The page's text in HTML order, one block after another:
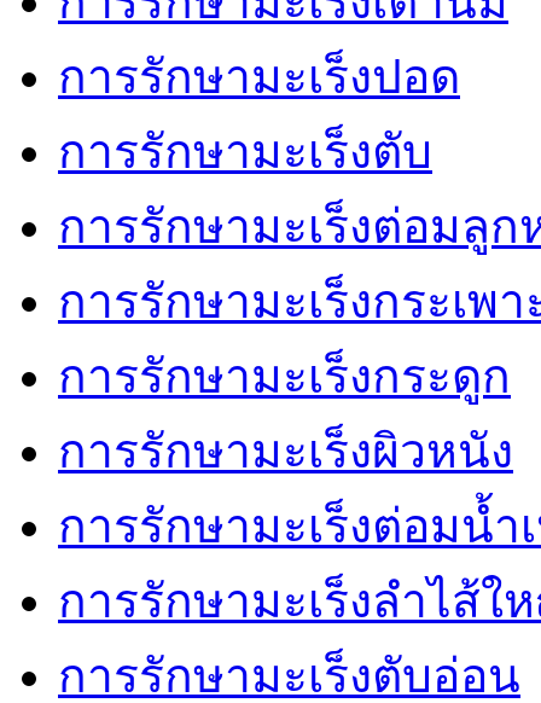
การรักษามะเร็งปอด
การรักษามะเร็งตับ
การรักษามะเร็งต่อมลูก
การรักษามะเร็งกระเพ
การรักษามะเร็งกระดูก
การรักษามะเร็งผิวหนัง
การรักษามะเร็งต่อมน้ำ
การรักษามะเร็งลำไส้ใ
การรักษามะเร็งตับอ่อน